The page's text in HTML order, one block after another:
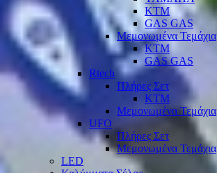
KTM
GAS GAS
Μεμονωμένα Τεμάχια
KTM
GAS GAS
Rtech
Πλήρες Σετ
KTM
Μεμονωμένα Τεμάχια
UFO
Πλήρες Σετ
Μεμονωμένα Τεμάχια
LED